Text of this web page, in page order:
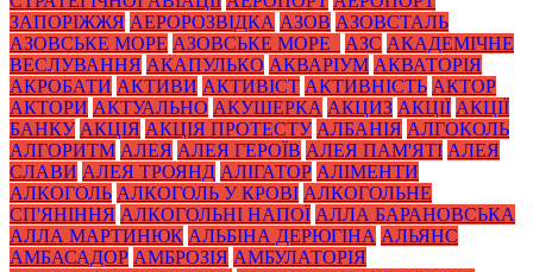
ЗАПОРІЖЖЯ АЕРОРОЗВІДКА АЗОВ АЗОВСТАЛЬ
АЗОВСЬКЕ МОРЕ АЗОВСЬКЕ МОРЕ_ АЗС АКАДЕМІЧНЕ
ВЕСЛУВАННЯ АКАПУЛЬКО АКВАРІУМ АКВАТОРІЯ
АКРОБАТИ АКТИВИ АКТИВІСТ АКТИВНІСТЬ АКТОР
АКТОРИ АКТУАЛЬНО АКУШЕРКА АКЦИЗ АКЦІЇ АКЦІЇ
БАНКУ АКЦІЯ АКЦІЯ ПРОТЕСТУ АЛБАНІЯ АЛГОКОЛЬ
АЛГОРИТМ АЛЕЯ АЛЕЯ ГЕРОЇВ АЛЕЯ ПАМ'ЯТІ АЛЕЯ
СЛАВИ АЛЕЯ ТРОЯНД АЛІГАТОР АЛІМЕНТИ
АЛКОГОЛЬ АЛКОГОЛЬ У КРОВІ АЛКОГОЛЬНЕ
СП'ЯНІННЯ АЛКОГОЛЬНІ НАПОЇ АЛЛА БАРАНОВСЬКА
АЛЛА МАРТИНЮК АЛЬБІНА ДЕРЮГІНА АЛЬЯНС
АМБАСАДОР АМБРОЗІЯ АМБУЛАТОРІЯ